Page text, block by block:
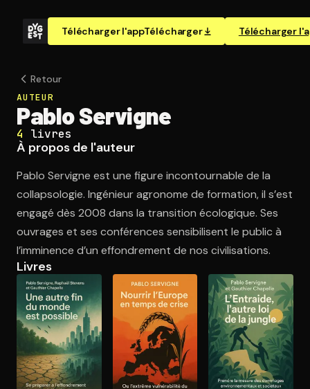
Télécharger l'appTélécharger Télécharger
Ouvre l'app Appareil photo, pointe sur le code. C'est gratuit à
Retour
AUTEUR
Pablo Servigne
4 livres
À propos de l'auteur
Pablo Servigne est une figure incontournable de la
collapsologie. Ingénieur agronome de formation, il s’est
engagé dès 2008 dans la transition écologique. Ses
ouvrages et ses conférences sensibilisent le public à
l’imminence d’un effondrement de nos civilisations.
Livres